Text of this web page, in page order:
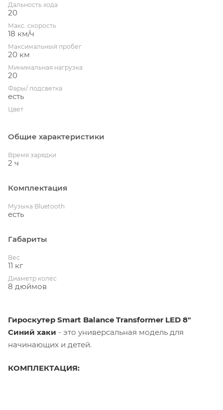
Дальность хода
20
Макс. скорость
18 км/ч
Максимальный пробег
20 км
Минимальная нагрузка
20
Фары/ подсветка
есть
Цвет
Общие характеристики
Время зарядки
2 ч
Комплектация
Музыка Bluetooth
есть
Габариты
Вес
11 кг
Диаметр колес
8 дюймов
Гироскутер Smart Balance Transformer LED 8"
Синий хаки - это универсальная модель для
начинающих и детей.
КОМПЛЕКТАЦИЯ: